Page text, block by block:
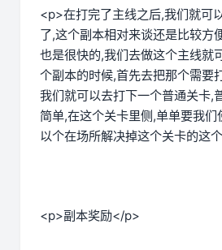
<p>在打完了主线之后,我们就可
了,这个副本相对来谈还是比较方
也是很快的,我们去做这个主线就
个副本的时候,首先去把那个需要
我们就可以去打下一个普通关卡,
简单,在这个关卡里侧,单单要我
以个在场所解决掉这个关卡的这
<p>副本奖励</p>